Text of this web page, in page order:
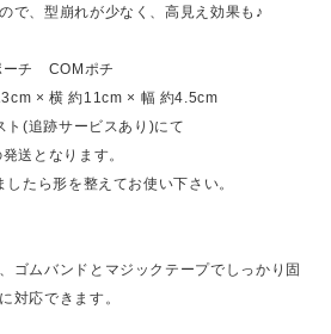
で、型崩れが少なく、高見え効果も♪
ーチ COMポチ
× 横 約11cm × 幅 約4.5cm
(追跡サービスあり)にて
なります。
形を整えてお使い下さい。
ゴムバンドとマジックテープでしっかり固
対応できます。